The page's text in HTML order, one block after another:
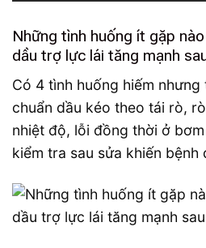
Những tình huống ít gặp
dầu trợ lực lái tăng mạnh
Có 4 tình huống hiếm
chuẩn dầu kéo theo tái rò,
nhiệt độ, lỗi đồng thời ở
kiểm tra sau sửa khiến bệnh